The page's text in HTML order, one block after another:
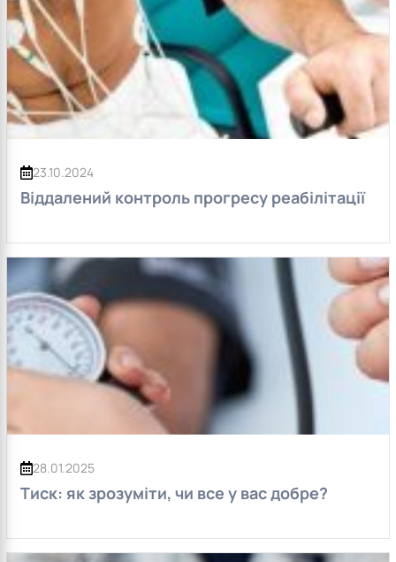
23.10.2024
Віддалений контроль прогресу реабілітації
28.01.2025
Тиск: як зрозуміти, чи все у вас добре?